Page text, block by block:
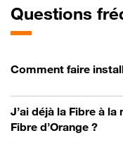
Questions
Comment faire
J’ai déjà la Fibre à
Fibre d’Orange ?